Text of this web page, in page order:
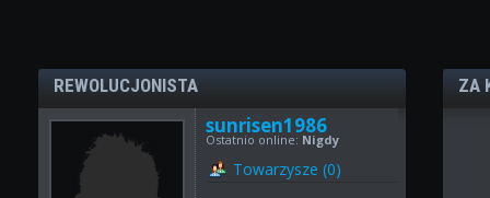
REWOLUCJONISTA
sunrisen1986
Ostatnio online: Nigdy
Towarzysze (0)
ZA